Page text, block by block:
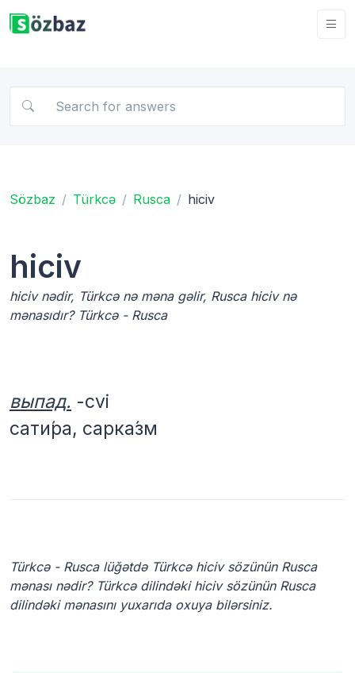
Sözbaz Türkcə Rusca hiciv
hiciv
hiciv nədir, Türkcə nə məna gəlir, Rusca hiciv nə
mənasıdır? Türkcə - Rusca
выпад. -cvi
сати́ра, сарка́зм
Türkcə - Rusca lüğətdə Türkcə hiciv sözünün Rusca
mənası nədir? Türkcə dilindəki hiciv sözünün Rusca
dilindəki mənasını yuxarıda oxuya bilərsiniz.